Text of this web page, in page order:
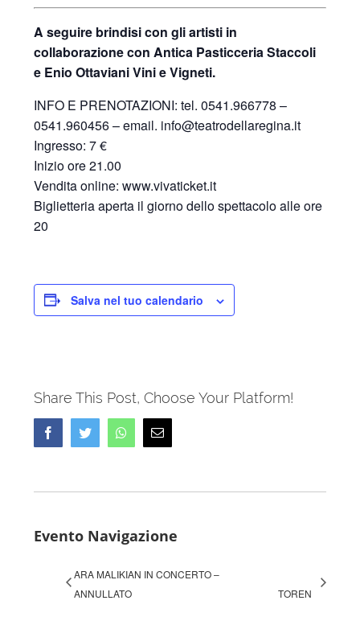
A seguire brindisi con gli artisti in
collaborazione con Antica Pasticceria Staccoli
e Enio Ottaviani Vini e Vigneti.
INFO E PRENOTAZIONI: tel. 0541.966778 –
0541.960456 – email. info@teatrodellaregina.it
Ingresso: 7 €
Inizio ore 21.00
Vendita online: www.vivaticket.it
Biglietteria aperta il giorno dello spettacolo alle ore
20
Salva nel tuo calendario
Share This Post, Choose Your Platform!
FacebookTwitter WhatsappEmail
Evento Navigazione
ARA MALIKIAN IN CONCERTO –
ANNULLATO
TOREN